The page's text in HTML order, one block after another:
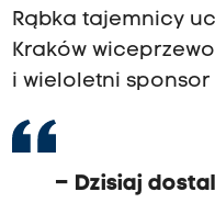
Rąbka tajemnicy
Kraków
i wieloletni sponsor
– Dzisiaj